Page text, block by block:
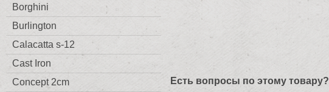
Borghini
Burlington
Calacatta s-12
Cast Iron
Concept 2cm
Есть вопросы по этому товару?